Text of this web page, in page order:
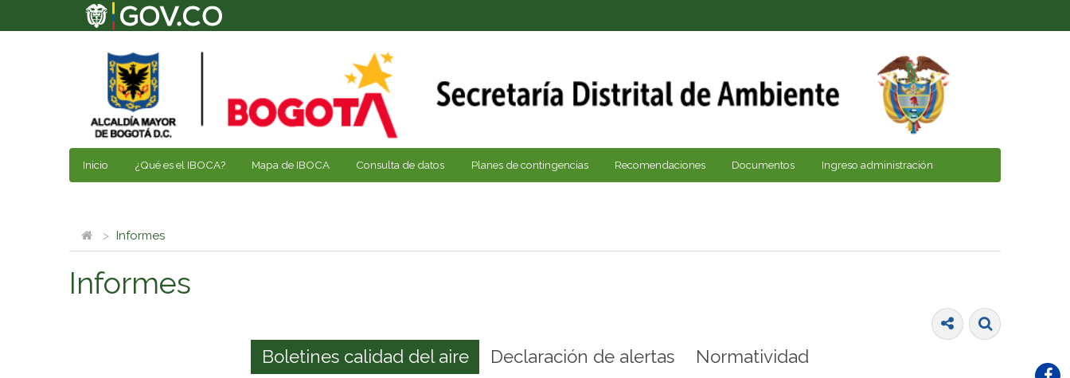
Inicio ¿Qué es el IBOCA? Mapa de IBOCA Consulta de datos Planes de contingencias Recomendaciones Documentos Ingreso administración
Informes
Informes
Boletines calidad del aire Declaración de alertas Normatividad